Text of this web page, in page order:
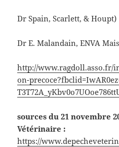
Dr Spain, Scarlett, & Houpt)
Dr E. Malandain, ENVA
http://www.ragdoll.asso.fr/
on-
sources du 21 novembre
Vétérinaire :
https://